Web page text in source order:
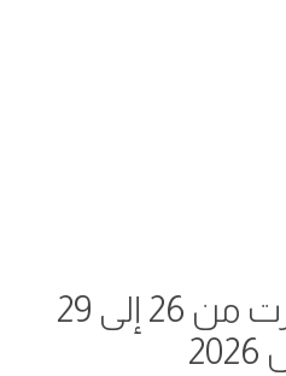
عروض جلفمارت من 26 إلى 29